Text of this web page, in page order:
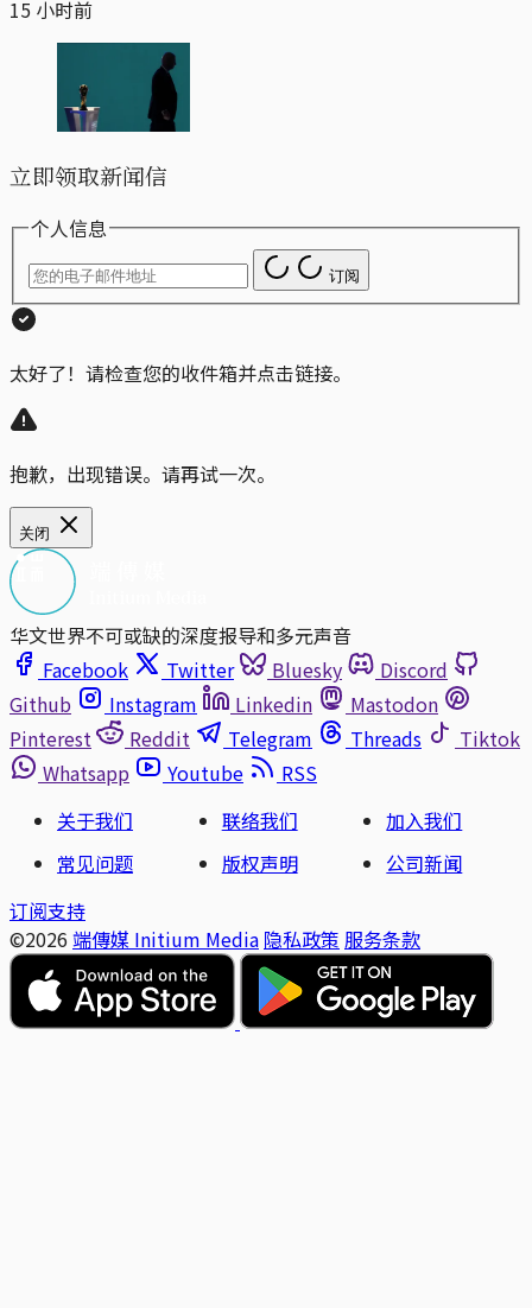
15 小时前
立即领取新闻信
个人信息
订阅
太好了！请检查您的收件箱并点击链接。
抱歉，出现错误。请再试一次。
关闭
华文世界不可或缺的深度报导和多元声音
Facebook
Twitter Bluesky
Discord
Github
Instagram Linkedin
Mastodon
Pinterest
Reddit Telegram Threads
Tiktok
Whatsapp
Youtube
RSS
关于我们
联络我们
加入我们
常见问题
版权声明
公司新闻
订阅支持
©2026 端傳媒 Initium Media 隐私政策 服务条款